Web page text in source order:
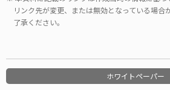
リンク先が変更、または無効となっている場合
了承ください。
ホワイトペーパー